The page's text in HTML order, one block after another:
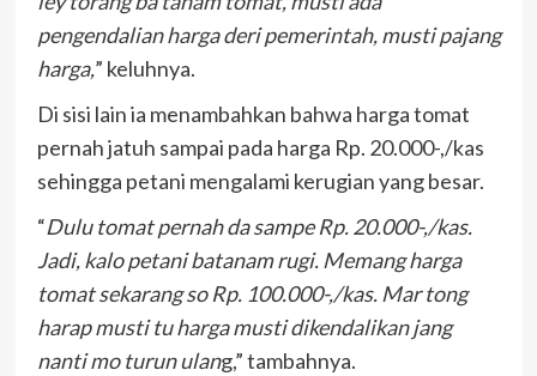
pengendalian harga deri pemerintah, musti pajang
harga,” keluhnya.
Di sisi lain ia menambahkan bahwa harga tomat
pernah jatuh sampai pada harga Rp. 20.000-,/kas
sehingga petani mengalami kerugian yang besar.
“Dulu tomat pernah da sampe Rp. 20.000-,/kas.
Jadi, kalo petani batanam rugi. Memang harga
tomat sekarang so Rp. 100.000-,/kas. Mar tong
harap musti tu harga musti dikendalikan jang
nanti mo turun ulang,” tambahnya.